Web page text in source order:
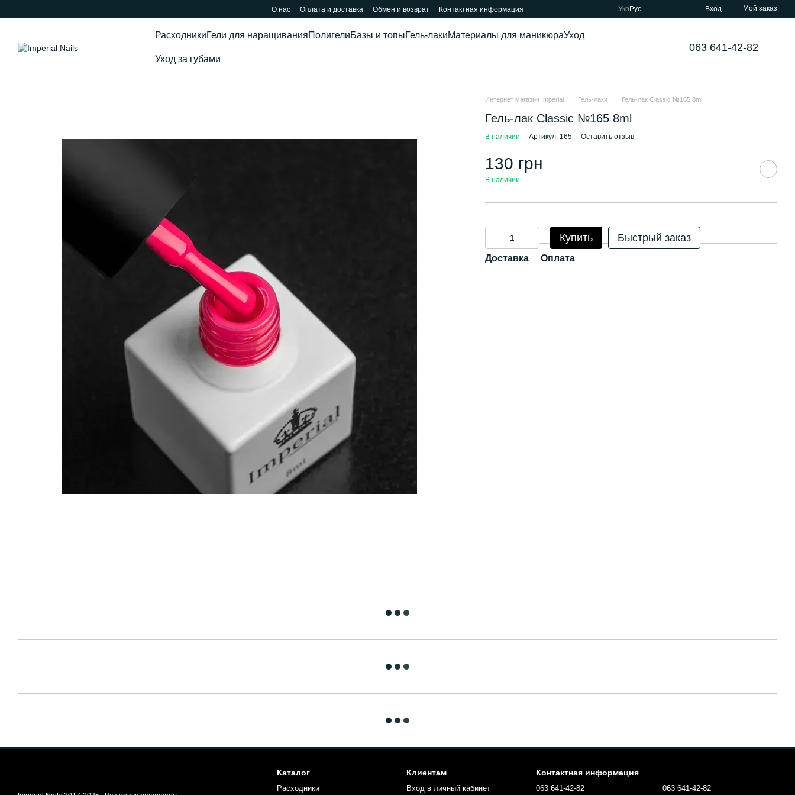
О нас Оплата и доставка Обмен и возврат Контактная информация Укр Рус Вход Мой заказ
РасходникиГели для наращиванияПолигелиБазы и топыГель-лакиМатериалы для маникюраУход
Уход за губами
063 641-42-82
Интернет магазин Imperial Гель-лаки Гель-лак Classic №165 8ml
Гель-лак Classic №165 8ml
В наличии Артикул: 165 Оставить отзыв
130 грн
В наличии
Купить Быстрый заказ
Доставка Оплата
Каталог
Расходники
Клиентам
Вход в личный кабинет
Контактная информация
063 641-42-82 063 641-42-82